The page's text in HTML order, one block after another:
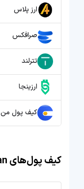
ارز پلاس
صرافکس
تترلند
ارزینجا
کیف پول من
کیف پول‌های Comedian